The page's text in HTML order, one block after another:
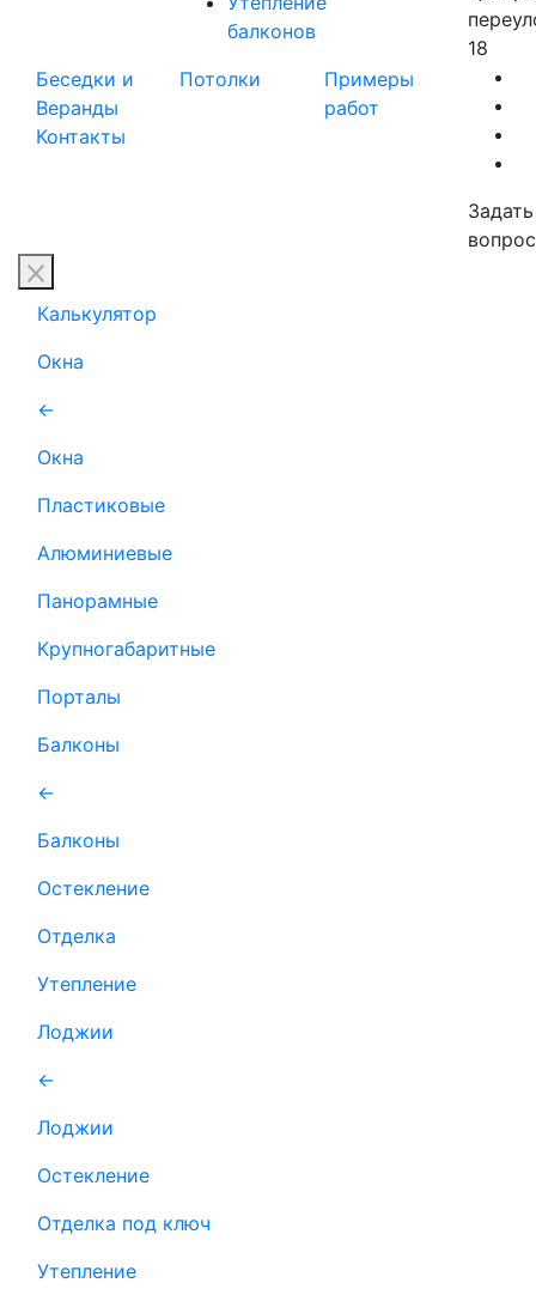
балконов
Беседки и
Веранды
Потолки
Примеры
работ
Контакты
18
Задать
вопрос
Калькулятор
Окна
←
Окна
Пластиковые
Алюминиевые
Панорамные
Крупногабаритные
Порталы
Балконы
←
Балконы
Остекление
Отделка
Утепление
Лоджии
←
Лоджии
Остекление
Отделка под ключ
Утепление